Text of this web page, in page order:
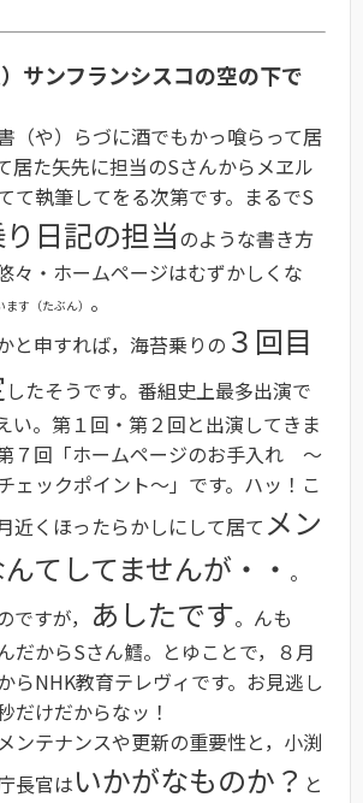
サンフランシスコの空の下で
（や）らづに酒でもかっ喰らって居
居た矢先に担当のSさんからメヱル
て執筆してをる次第です。まるでS
日記の担当 のような書き方
々・ホームページはむずかしくな
ます（たぶん） 。
と申すれば，海苔乗りの ３回目
したそうです。番組史上最多出演で
い。第１回・第２回と出演してきま
７回「ホームページのお手入れ 〜
ェックポイント〜」です。ハッ！こ
近くほったらかしにして居て メン
てしてませんが・・ 。
すが， あしたです。んも
だからSさん鱈。とゆことで，８月
らNHK教育テレヴィです。お見逃し
けだからなッ！
ンテナンスや更新の重要性と，小渕
長官はいかがなものか？ と